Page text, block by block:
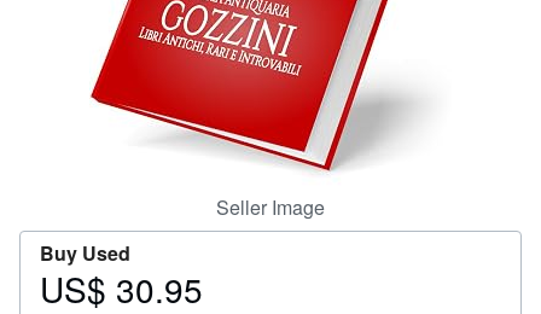
Seller Image
Buy Used
Price
US$ 30.95